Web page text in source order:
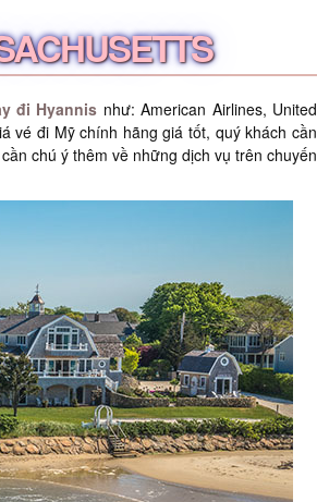
đi Hyannis như: American Airlines, United
vé đi Mỹ chính hãng giá tốt, quý khách cần
chú ý thêm về những dịch vụ trên chuyến